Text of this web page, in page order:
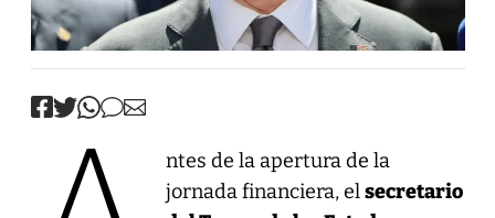
ntes de la apertura de la
jornada financiera, elsecretario